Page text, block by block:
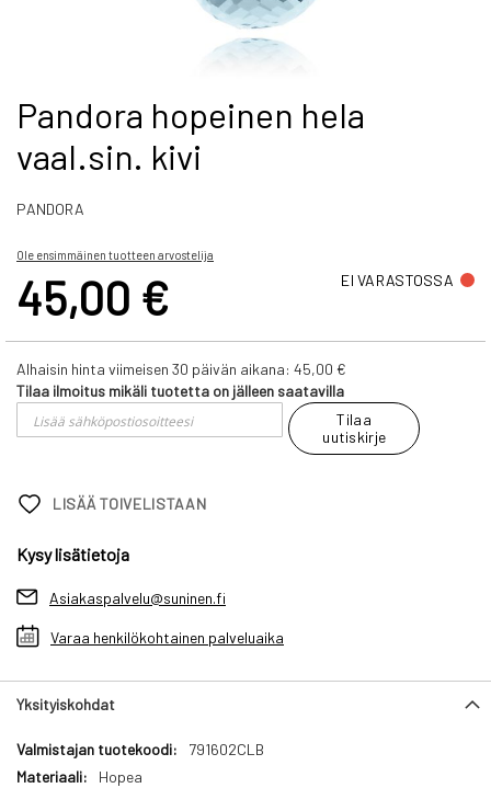
Skip
to
beginning
the
gallery
Pandora hopeinen hela
vaal.sin. kivi
PANDORA
Ole ensimmäinen tuotteen arvostelija
45,00 € EI VARASTOSSA
Alhaisin hinta viimeisen 30 päivän aikana: 45,00 €
Tilaa ilmoitus mikäli tuotetta on jälleen saatavilla
Tilaa
uutiskirje
LISÄÄ TOIVELISTAAN
Kysy lisätietoja
Asiakaspalvelu@suninen.fi
Varaa henkilökohtainen palveluaika
Yksityiskohdat
Yksityiskohdat
791602CLB
Hopea